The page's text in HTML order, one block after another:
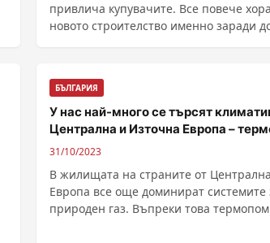
привлича купувачите. Все повече
новото строителство именно заради
БЪЛГАРИЯ
У нас най-много се търсят
Централна и Източна Европа –
31/10/2023
В жилищата на страните от
Европа все още доминират системите
природен газ. Въпреки това